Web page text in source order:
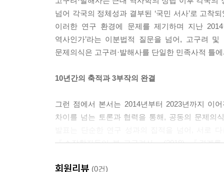
넘어 각국의 정체성과 결부된 ‘국민 서사’로 고착
이러한 연구 환경에 문제를 제기하며 지난
역사인가’라는 이분법적 질문을 넘어, 고구려
문제의식은 고구려·발해사를 단일한 민족사적 틀
10년간의 축적과 3부작의 완결
그런 점에서 본서는 2014년부터 2023년까지 이
차이를 넘는 토론과 협력을 통해, 공동의 문제의
『소장학자들이 본 고구려사』(2018), 『경계
연구를 정리하고 향후 연구의 방향을 제시하는 결
회원리뷰 (0건)